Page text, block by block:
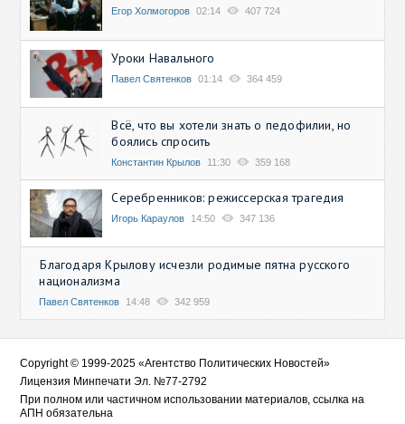
Егор Холмогоров 02:14 407 724
Уроки Навального
Павел Святенков 01:14 364 459
Всё, что вы хотели знать о педофилии, но
боялись спросить
Константин Крылов 11:30 359 168
Серебренников: режиссерская трагедия
Игорь Караулов 14:50 347 136
Благодаря Крылову исчезли родимые пятна русского
национализма
Павел Святенков 14:48 342 959
Copyright © 1999-2025 «Агентство Политических Новостей»
Лицензия Минпечати Эл. №77-2792
При полном или частичном использовании материалов, ссылка на
АПН обязательна